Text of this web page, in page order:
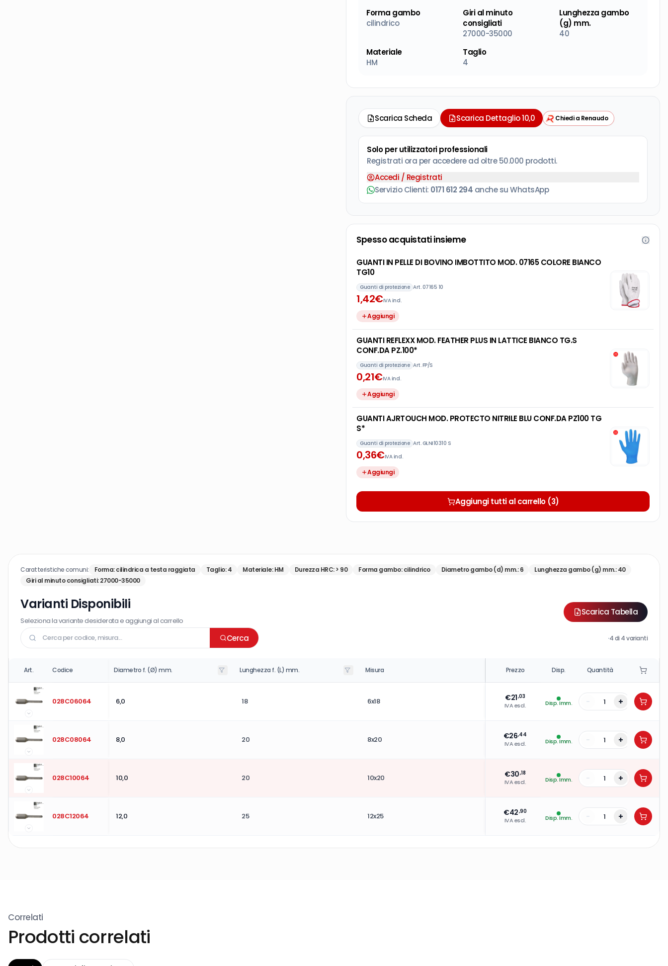
Forma gambo
cilindrico
Giri al minuto
consigliati
27000-35000
Lunghezza gambo
(g) mm.
40
Materiale
HM
Taglio
4
Scarica Scheda Scarica Dettaglio 10,0 Chiedi a Renaudo
Solo per utilizzatori professionali
Registrati ora per accedere ad oltre 50.000 prodotti.
Accedi / Registrati
Servizio Clienti: 0171 612 294 anche su WhatsApp
Spesso acquistati insieme
GUANTI IN PELLE DI BOVINO IMBOTTITO MOD. 07165 COLORE BIANCO
TG10
Guanti di protezione Art. 07165 10
1,42€IVA incl.
Aggiungi
GUANTI REFLEXX MOD. FEATHER PLUS IN LATTICE BIANCO TG.S
CONF.DA PZ.100*
Guanti di protezione Art.FP/S
0,21€IVA incl.
Aggiungi
GUANTI AJRTOUCH MOD. PROTECTO NITRILE BLU CONF.DA PZ100 TG
S*
Guanti di protezione Art. GLNI10310 S
0,36€IVA incl.
Aggiungi
Aggiungi tutti al carrello (3)
Caratteristiche comuni: Forma:cilindrica a testa raggiata Taglio:4 Materiale:HM Durezza HRC:> 90 Forma gambo:cilindrico Diametro gambo (d) mm.:6 Lunghezza gambo (g) mm.:40
Giri al minuto consigliati:27000-35000
Varianti Disponibili
Seleziona la variante desiderata e aggiungi al carrello
Scarica Tabella
Cerca ·4di 4varianti
Art. Codice Diametro f. (Ø) mm. Lunghezza f. (L) mm. Misura Prezzo Disp. Quantità
028C06064 6,0 18 6x18 €21,03
IVA escl. Disp. Imm. - +
028C08064 8,0 20 8x20 €26,44
IVA escl. Disp. Imm. - +
028C10064 10,0 20 10x20 €30,18
IVA escl. Disp. Imm. - +
028C12064 12,0 25 12x25 €42,90
IVA escl. Disp. Imm. - +
Correlati
Prodotti correlati